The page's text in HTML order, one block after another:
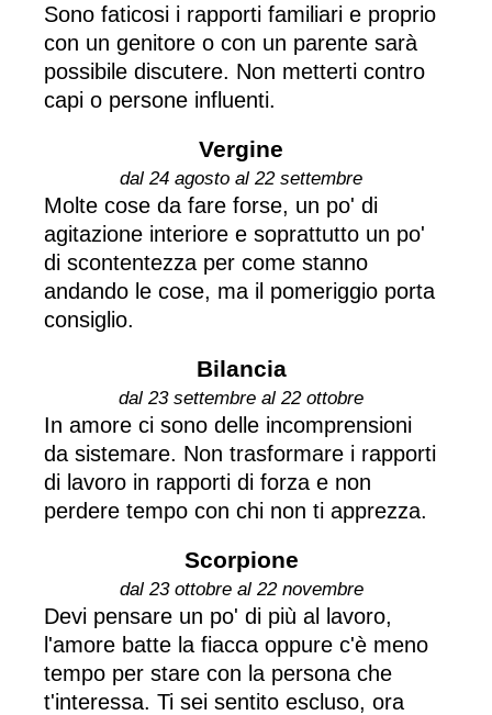
Sono faticosi i rapporti familiari e proprio
con un genitore o con un parente sarà
possibile discutere. Non metterti contro
capi o persone influenti.
Vergine
dal 24 agosto al 22 settembre
Molte cose da fare forse, un po' di
agitazione interiore e soprattutto un po'
di scontentezza per come stanno
andando le cose, ma il pomeriggio porta
consiglio.
Bilancia
dal 23 settembre al 22 ottobre
In amore ci sono delle incomprensioni
da sistemare. Non trasformare i rapporti
di lavoro in rapporti di forza e non
perdere tempo con chi non ti apprezza.
Scorpione
dal 23 ottobre al 22 novembre
Devi pensare un po' di più al lavoro,
l'amore batte la fiacca oppure c'è meno
tempo per stare con la persona che
t'interessa. Ti sei sentito escluso, ora